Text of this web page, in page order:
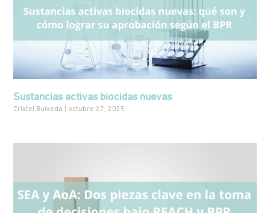
Sustancias activas biocidas nuevas
Cristel Buixeda octubre 27, 2025